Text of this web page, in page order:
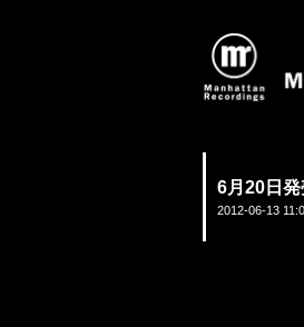
6月20日
2012-06-13